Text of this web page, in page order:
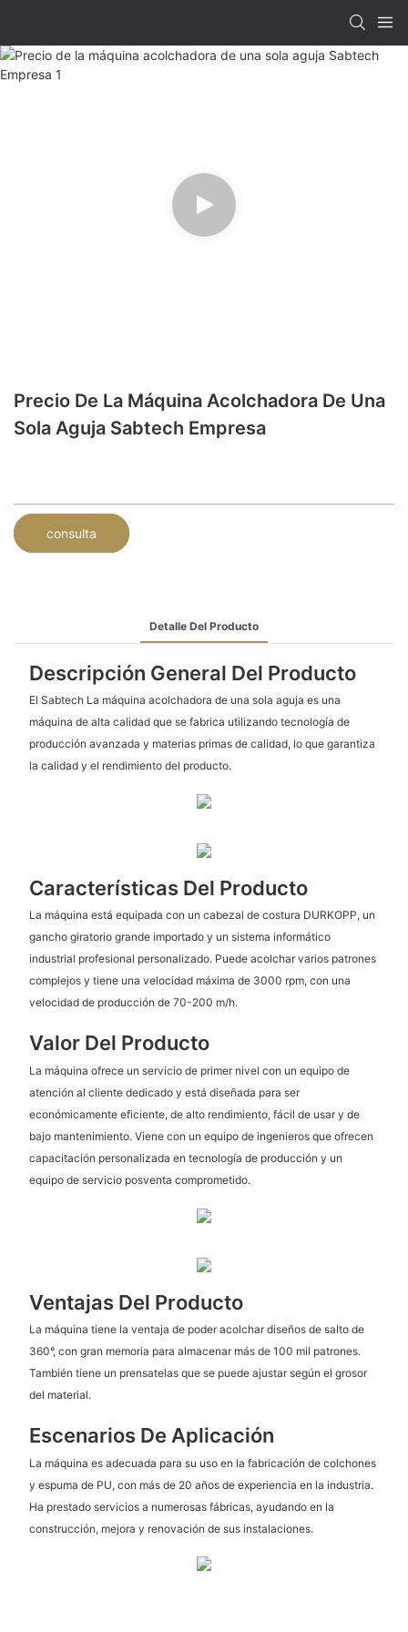
Precio De La Máquina Acolchadora De Una
Sola Aguja Sabtech Empresa
consulta
Detalle Del Producto
Descripción General Del Producto
El Sabtech La máquina acolchadora de una sola aguja es una
máquina de alta calidad que se fabrica utilizando tecnología de
producción avanzada y materias primas de calidad, lo que garantiza
la calidad y el rendimiento del producto.
Características Del Producto
La máquina está equipada con un cabezal de costura DURKOPP, un
gancho giratorio grande importado y un sistema informático
industrial profesional personalizado. Puede acolchar varios patrones
complejos y tiene una velocidad máxima de 3000 rpm, con una
velocidad de producción de 70-200 m/h.
Valor Del Producto
La máquina ofrece un servicio de primer nivel con un equipo de
atención al cliente dedicado y está diseñada para ser
económicamente eficiente, de alto rendimiento, fácil de usar y de
bajo mantenimiento. Viene con un equipo de ingenieros que ofrecen
capacitación personalizada en tecnología de producción y un
equipo de servicio posventa comprometido.
Ventajas Del Producto
La máquina tiene la ventaja de poder acolchar diseños de salto de
360°, con gran memoria para almacenar más de 100 mil patrones.
También tiene un prensatelas que se puede ajustar según el grosor
del material.
Escenarios De Aplicación
La máquina es adecuada para su uso en la fabricación de colchones
y espuma de PU, con más de 20 años de experiencia en la industria.
Ha prestado servicios a numerosas fábricas, ayudando en la
construcción, mejora y renovación de sus instalaciones.